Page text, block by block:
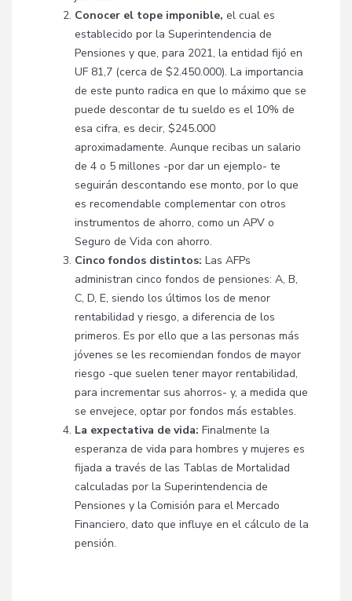
Conocer el tope imponible, el cual es
establecido por la Superintendencia de
Pensiones y que, para 2021, la entidad fijó en
UF 81,7 (cerca de $2.450.000). La importancia
de este punto radica en que lo máximo que se
puede descontar de tu sueldo es el 10% de
esa cifra, es decir, $245.000
aproximadamente. Aunque recibas un salario
de 4 o 5 millones -por dar un ejemplo- te
seguirán descontando ese monto, por lo que
es recomendable complementar con otros
instrumentos de ahorro, como un APV o
Seguro de Vida con ahorro.
Cinco fondos distintos: Las AFPs
administran cinco fondos de pensiones: A, B,
C, D, E, siendo los últimos los de menor
rentabilidad y riesgo, a diferencia de los
primeros. Es por ello que a las personas más
jóvenes se les recomiendan fondos de mayor
riesgo -que suelen tener mayor rentabilidad,
para incrementar sus ahorros- y, a medida que
se envejece, optar por fondos más estables.
La expectativa de vida: Finalmente la
esperanza de vida para hombres y mujeres es
fijada a través de las Tablas de Mortalidad
calculadas por la Superintendencia de
Pensiones y la Comisión para el Mercado
Financiero, dato que influye en el cálculo de la
pensión.